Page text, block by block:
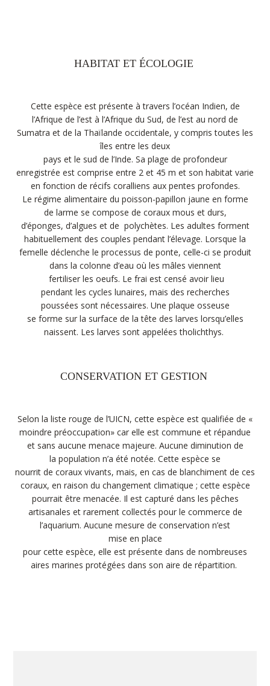
HABITAT ET ÉCOLOGIE
Cette espèce est présente à travers l’océan Indien, de
l’Afrique de l’est à l’Afrique du Sud, de l’est au nord de
Sumatra et de la Thaïlande occidentale, y compris toutes les
îles entre les deux
pays et le sud de l’Inde. Sa plage de profondeur
enregistrée est comprise entre 2 et 45 m et son habitat varie
en fonction de récifs coralliens aux pentes profondes.
Le régime alimentaire du poisson-papillon jaune en forme
de larme se compose de coraux mous et durs,
d’éponges, d’algues et de polychètes. Les adultes forment
habituellement des couples pendant l’élevage. Lorsque la
femelle déclenche le processus de ponte, celle-ci se produit
dans la colonne d’eau où les mâles viennent
fertiliser les oeufs. Le frai est censé avoir lieu
pendant les cycles lunaires, mais des recherches
poussées sont nécessaires. Une plaque osseuse
se forme sur la surface de la tête des larves lorsqu’elles
naissent. Les larves sont appelées tholichthys.
CONSERVATION ET GESTION
Selon la liste rouge de l’UICN, cette espèce est qualifiée de «
moindre préoccupation» car elle est commune et répandue
et sans aucune menace majeure. Aucune diminution de
la population n’a été notée. Cette espèce se
nourrit de coraux vivants, mais, en cas de blanchiment de ces
coraux, en raison du changement climatique ; cette espèce
pourrait être menacée. Il est capturé dans les pêches
artisanales et rarement collectés pour le commerce de
l’aquarium. Aucune mesure de conservation n’est
mise en place
pour cette espèce, elle est présente dans de nombreuses
aires marines protégées dans son aire de répartition.